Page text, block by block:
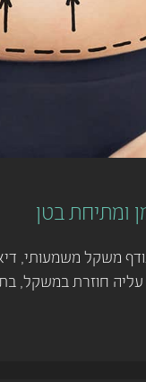
ומתיחת בטן
משקל משמעותי,
חוזרת במשקל,